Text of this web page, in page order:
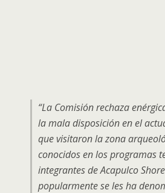
“La Comisión rechaza
la mala disposición en el
que visitaron la zona
conocidos en los programas
integrantes de Acapulco
popularmente se les ha